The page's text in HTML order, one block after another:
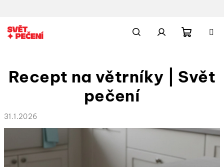
na
obsah
košík
Recept na větrníky | Svět
pečení
31.1.2026